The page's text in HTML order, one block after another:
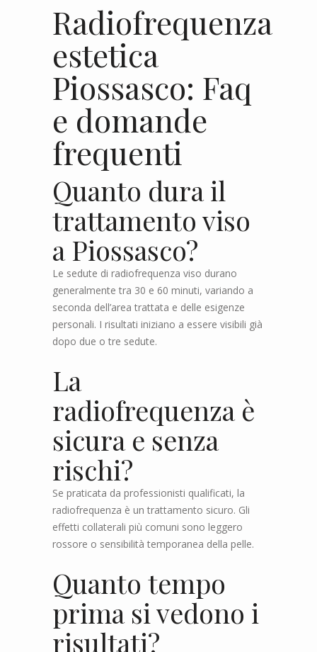
Radiofrequenza
estetica
Piossasco: Faq
e domande
frequenti
Quanto dura il
trattamento viso
a Piossasco?
Le sedute di radiofrequenza viso durano
generalmente tra 30 e 60 minuti, variando a
seconda dell’area trattata e delle esigenze
personali. I risultati iniziano a essere visibili già
dopo due o tre sedute.
La
radiofrequenza è
sicura e senza
rischi?
Se praticata da professionisti qualificati, la
radiofrequenza è un trattamento sicuro. Gli
effetti collaterali più comuni sono leggero
rossore o sensibilità temporanea della pelle.
Quanto tempo
prima si vedono i
risultati?